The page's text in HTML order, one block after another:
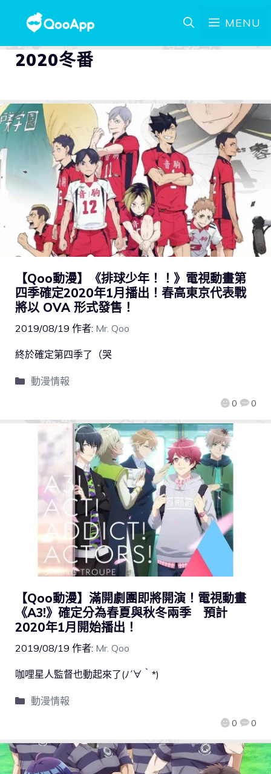
MENU
2020冬番
【Qoo動漫】《排球少年！！》電視動畫第
四季確定2020年1月播出！春高東京代表戰
將以 OVA 形式發售！
2019/08/19 作者: Mr. Qoo
0 0
終於確定第四季了（哭
動漫情報
【Qoo動漫】滿開劇團即將開演！電視動畫
《A3!》確定分為春夏與秋冬兩季 預計
2020年1月開始播出！
2019/08/19 作者: Mr. Qoo
0 0
咖哩星人監督也動起來了(ﾉ´∀｀*)
動漫情報